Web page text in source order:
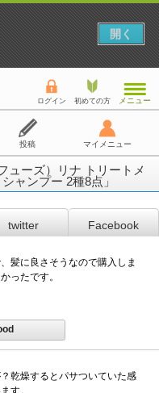
ログイン 初めての方 メニュー
投稿 マイメニュー
ューズ）リナ トリートメ
ャンプー 2種8点」
twitter Facebook
髪に良さそうなので購入しま
ったです。
乾燥するとパサついていた感
す。
開く